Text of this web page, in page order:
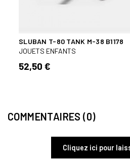
SLUBAN T-80 TANK M-38 B1178
JOUETS ENFANTS
52,50 €
COMMENTAIRES (0)
Cliquez ici pour